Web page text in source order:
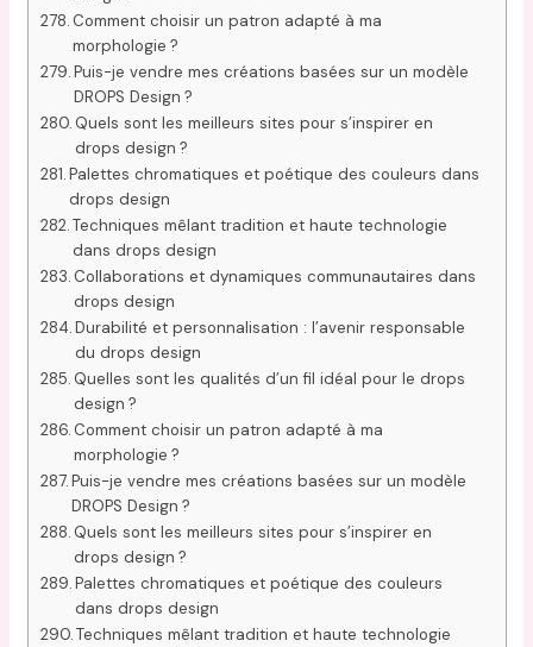
Comment choisir un patron adapté à ma
morphologie ?
Puis-je vendre mes créations basées sur un modèle
DROPS Design ?
Quels sont les meilleurs sites pour s’inspirer en
drops design ?
Palettes chromatiques et poétique des couleurs dans
drops design
Techniques mêlant tradition et haute technologie
dans drops design
Collaborations et dynamiques communautaires dans
drops design
Durabilité et personnalisation : l’avenir responsable
du drops design
Quelles sont les qualités d’un fil idéal pour le drops
design ?
Comment choisir un patron adapté à ma
morphologie ?
Puis-je vendre mes créations basées sur un modèle
DROPS Design ?
Quels sont les meilleurs sites pour s’inspirer en
drops design ?
Palettes chromatiques et poétique des couleurs
dans drops design
Techniques mêlant tradition et haute technologie